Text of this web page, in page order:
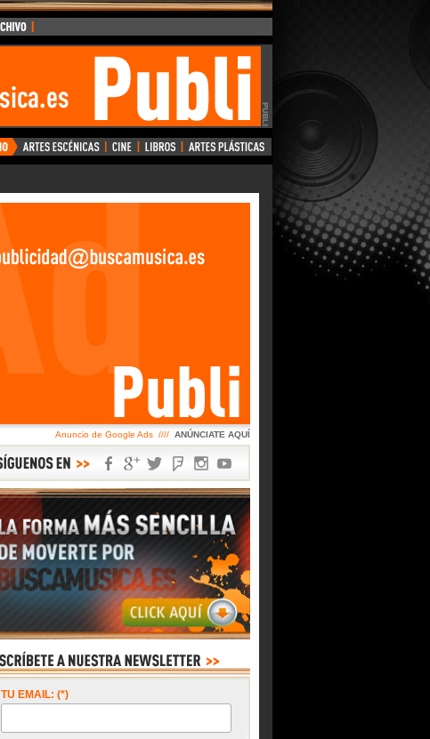
Anuncio de Google Ads //// ANÚNCIATE AQUÍ
TU EMAIL: (*)